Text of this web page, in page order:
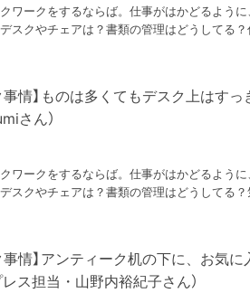
ワークをするならば。仕事がはかどるよう
スクやチェアは？書類の管理はどうしてる
事情】ものは多くてもデスク上はす
さん）
ワークをするならば。仕事がはかどるよう
スクやチェアは？書類の管理はどうしてる
事情】アンティーク机の下に、お気
ス担当・山野内裕紀子さん）